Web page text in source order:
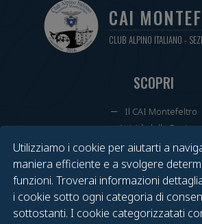
CAI
CLUB ALPINO ITALIANO -
SCOPRI
Il CAI Montefeltro
Attività della
Cammini Annuali
Tesseramenti e
Calendario Eventi
TROVACI SU
Utilizziamo i cookie per aiutarti a
maniera efficiente e a svolgere
funzioni. Troverai informazioni
i cookie sotto ogni categoria di
sottostanti. I cookie categorizzatati